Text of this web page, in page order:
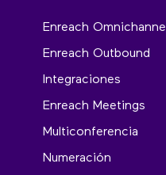
Enreach Omnichannel
Enreach Outbound
Integraciones
Enreach Meetings
Multiconferencia
Numeración